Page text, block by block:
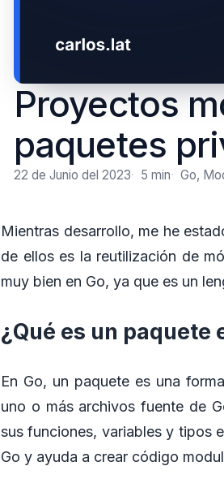
Proyectos
paquetes
22 de Junio del 2023 5 min Go,
Mientras desarrollo, me he
de ellos es la reutilización de
muy bien en Go, ya que es un
¿Qué es un paquete
En Go, un paquete es una
uno o más archivos fuente de
sus funciones, variables y tipos
Go y ayuda a crear código